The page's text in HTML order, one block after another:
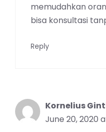
memudahkan
bisa konsultasi
Reply
Kornelius
June 20, 2020